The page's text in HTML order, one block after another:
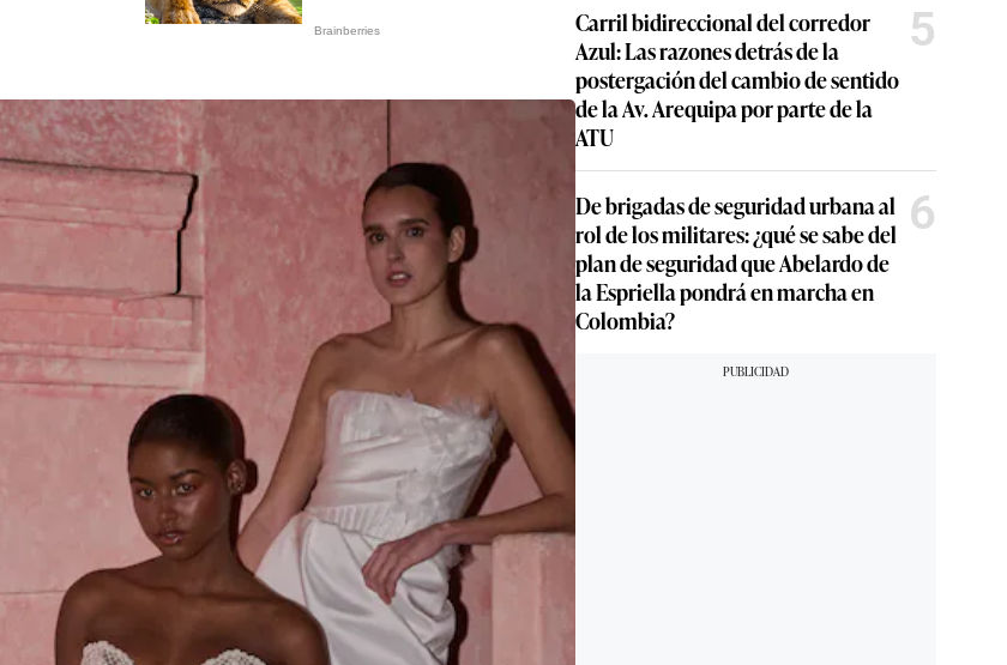
Carril bidireccional del corredor
Azul: Las razones detrás de la
postergación del cambio de sentido
de la Av. Arequipa por parte de la
ATU
5
De brigadas de seguridad urbana al
rol de los militares: ¿qué se sabe del
plan de seguridad que Abelardo de
la Espriella pondrá en marcha en
Colombia?
6